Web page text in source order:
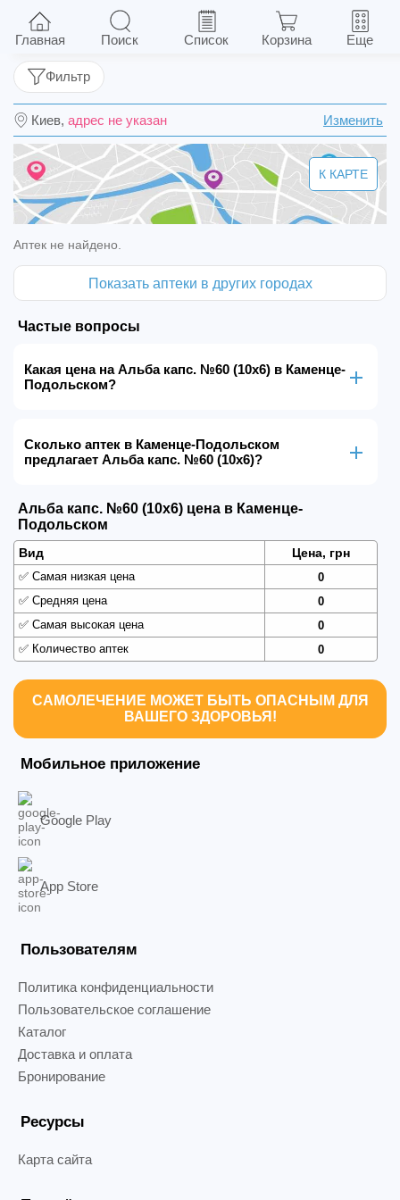
Альба капс. №60 (10х6)
Киев, адрес не указан Изменить
Фильтр
К КАРТЕ
Аптек не найдено.
Показать аптеки в других городах
Частые вопросы
Какая цена на Альба капс. №60 (10х6) в Каменце-
Подольском?
Сколько аптек в Каменце-Подольском
предлагает Альба капс. №60 (10х6)?
Альба капс. №60 (10х6) цена в Каменце-
Подольском
Вид Цена, грн
✅ Самая низкая цена
0
✅ Средняя цена
0
✅ Самая высокая цена
0
✅ Количество аптек 0
САМОЛЕЧЕНИЕ МОЖЕТ БЫТЬ ОПАСНЫМ ДЛЯ
ВАШЕГО ЗДОРОВЬЯ!
Мобильное приложение
Google Play
App Store
Пользователям
Политика конфиденциальности
Пользовательское соглашение
Каталог
Доставка и оплата
Бронирование
Ресурсы
Карта сайта
Главная Поиск Список Корзина Еще